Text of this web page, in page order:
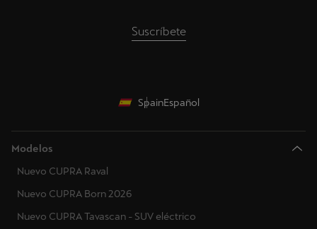
Italia
Letonia
Suscríbete
SpainEspañol
Modelos
Nuevo CUPRA Raval
Nuevo CUPRA Born 2026
Nuevo CUPRA Tavascan - SUV eléctrico